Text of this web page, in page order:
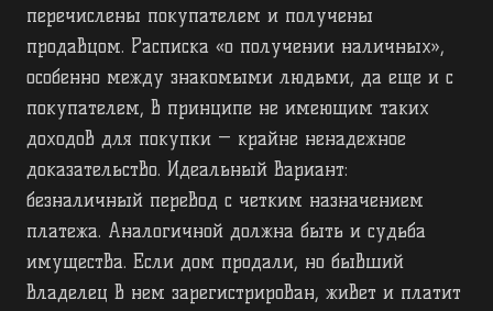
перечислены покупателем и получены
продавцом. Расписка «о получении наличных»,
особенно между знакомыми людьми, да еще и с
покупателем, в принципе не имеющим таких
доходов для покупки — крайне ненадежное
доказательство. Идеальный вариант:
безналичный перевод с четким назначением
платежа. Аналогичной должна быть и судьба
имущества. Если дом продали, но бывший
владелец в нем зарегистрирован, живет и платит